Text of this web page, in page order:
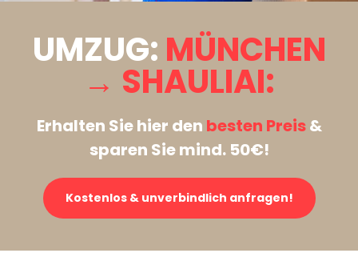
UMZUG: MÜNCHEN
→ SHAULIAI:
Erhalten Sie hier den besten Preis&
sparen Sie mind. 50€!
Kostenlos & unverbindlich anfragen!